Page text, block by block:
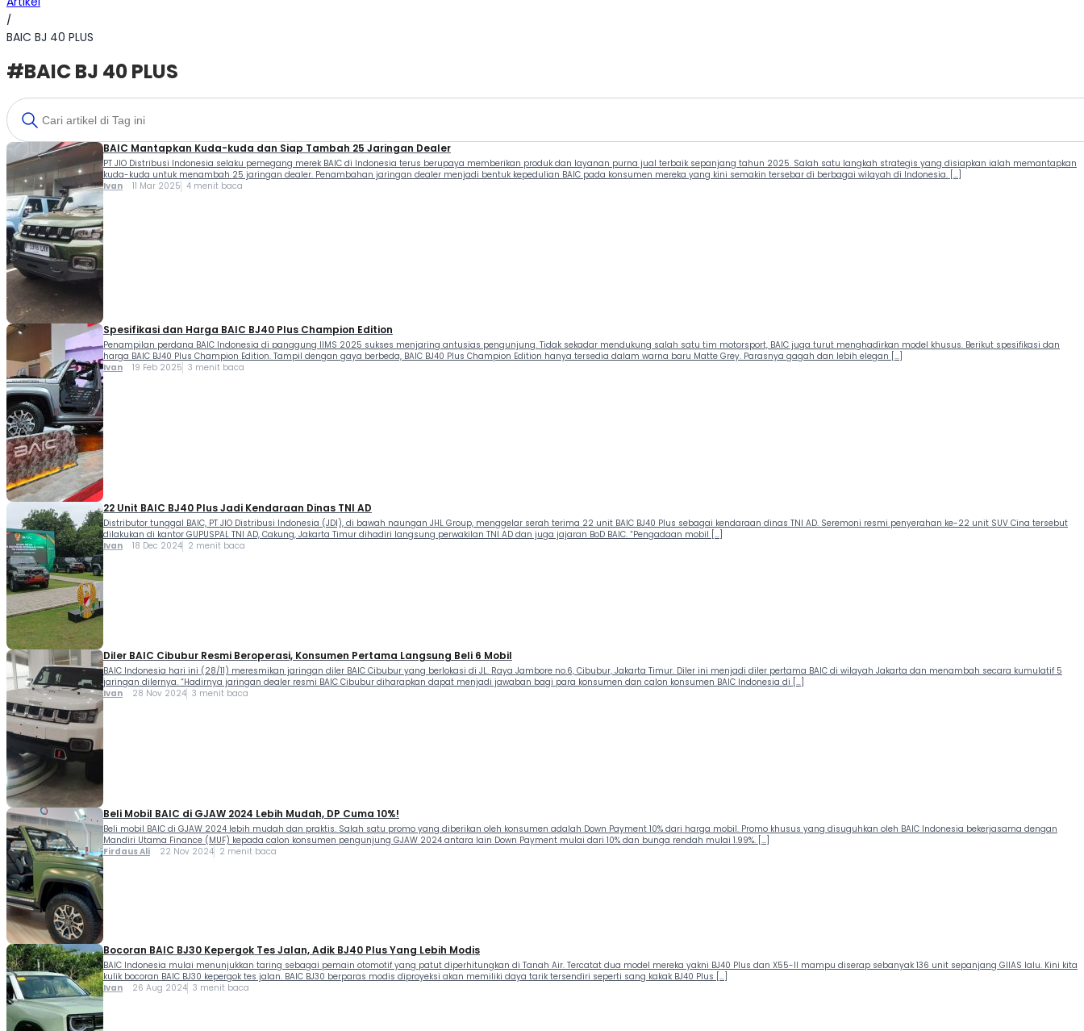
/
BAIC BJ 40 PLUS
#BAIC BJ 40 PLUS
BAIC Mantapkan Kuda-kuda dan Siap Tambah 25 Jaringan Dealer
PT JIO Distribusi Indonesia selaku pemegang merek BAIC di Indonesia terus berupaya memberikan produk dan layanan purna jual terbaik sepanjang tahun 2025. Salah satu langkah strategis yang disiapkan ialah memantapkan
kuda-kuda untuk menambah 25 jaringan dealer. Penambahan jaringan dealer menjadi bentuk kepedulian BAIC pada konsumen mereka yang kini semakin tersebar di berbagai wilayah di Indonesia. […]
Ivan 11 Mar 2025 4 menit baca
Spesifikasi dan Harga BAIC BJ40 Plus Champion Edition
Penampilan perdana BAIC Indonesia di panggung IIMS 2025 sukses menjaring antusias pengunjung. Tidak sekadar mendukung salah satu tim motorsport, BAIC juga turut menghadirkan model khusus. Berikut spesifikasi dan
harga BAIC BJ40 Plus Champion Edition. Tampil dengan gaya berbeda, BAIC BJ40 Plus Champion Edition hanya tersedia dalam warna baru Matte Grey. Parasnya gagah dan lebih elegan […]
Ivan 19 Feb 2025 3 menit baca
22 Unit BAIC BJ40 Plus Jadi Kendaraan Dinas TNI AD
Distributor tunggal BAIC, PT JIO Distribusi Indonesia (JDI), di bawah naungan JHL Group, menggelar serah terima 22 unit BAIC BJ40 Plus sebagai kendaraan dinas TNI AD. Seremoni resmi penyerahan ke-22 unit SUV Cina tersebut
dilakukan di kantor GUPUSPAL TNI AD, Cakung, Jakarta Timur dihadiri langsung perwakilan TNI AD dan juga jajaran BoD BAIC. “Pengadaan mobil […]
Ivan 18 Dec 2024 2 menit baca
Diler BAIC Cibubur Resmi Beroperasi, Konsumen Pertama Langsung Beli 6 Mobil
BAIC Indonesia hari ini (28/11) meresmikan jaringan diler BAIC Cibubur yang berlokasi di JL. Raya Jambore no.6, Cibubur, Jakarta Timur. Diler ini menjadi diler pertama BAIC di wilayah Jakarta dan menambah secara kumulatif 5
jaringan dilernya. “Hadirnya jaringan dealer resmi BAIC Cibubur diharapkan dapat menjadi jawaban bagi para konsumen dan calon konsumen BAIC Indonesia di […]
Ivan 28 Nov 2024 3 menit baca
Beli Mobil BAIC di GJAW 2024 Lebih Mudah, DP Cuma 10%!
Beli mobil BAIC di GJAW 2024 lebih mudah dan praktis. Salah satu promo yang diberikan oleh konsumen adalah Down Payment 10% dari harga mobil. Promo khusus yang disuguhkan oleh BAIC Indonesia bekerjasama dengan
Mandiri Utama Finance (MUF) kepada calon konsumen pengunjung GJAW 2024 antara lain Down Payment mulai dari 10% dan bunga rendah mulai 1.99%. […]
Firdaus Ali 22 Nov 2024 2 menit baca
Bocoran BAIC BJ30 Kepergok Tes Jalan, Adik BJ40 Plus Yang Lebih Modis
BAIC Indonesia mulai menunjukkan taring sebagai pemain otomotif yang patut diperhitungkan di Tanah Air. Tercatat dua model mereka yakni BJ40 Plus dan X55-II mampu diserap sebanyak 136 unit sepanjang GIIAS lalu. Kini kita
kulik bocoran BAIC BJ30 kepergok tes jalan. BAIC BJ30 berparas modis diproyeksi akan memiliki daya tarik tersendiri seperti sang kakak BJ40 Plus […]
Ivan 26 Aug 2024 3 menit baca